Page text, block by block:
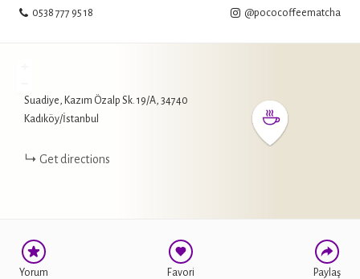
0538 777 95 18 @pococoffeematcha
Suadiye, Kazım Özalp Sk. 19/A, 34740
Kadıköy/İstanbul
Get directions
Yorum Favori Paylaş
WHATSAPP
FACEBOOK